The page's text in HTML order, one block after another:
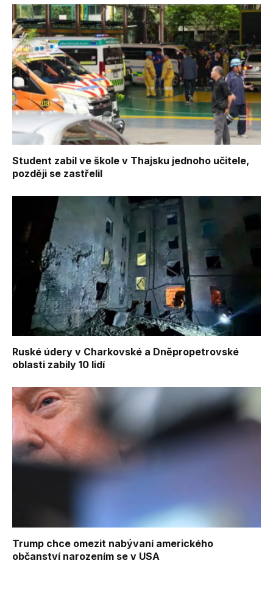
Student zabil ve škole v Thajsku jednoho učitele,
později se zastřelil
Ruské údery v Charkovské a Dněpropetrovské
oblasti zabily 10 lidí
Trump chce omezit nabývaní amerického
občanství narozením se v USA